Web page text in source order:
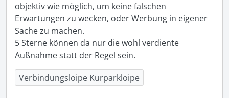
objektiv wie möglich, um keine falschen
Erwartungen zu wecken, oder Werbung in eigener
Sache zu machen.
5 Sterne können da nur die wohl verdiente
Außnahme statt der Regel sein.
Verbindungsloipe Kurparkloipe